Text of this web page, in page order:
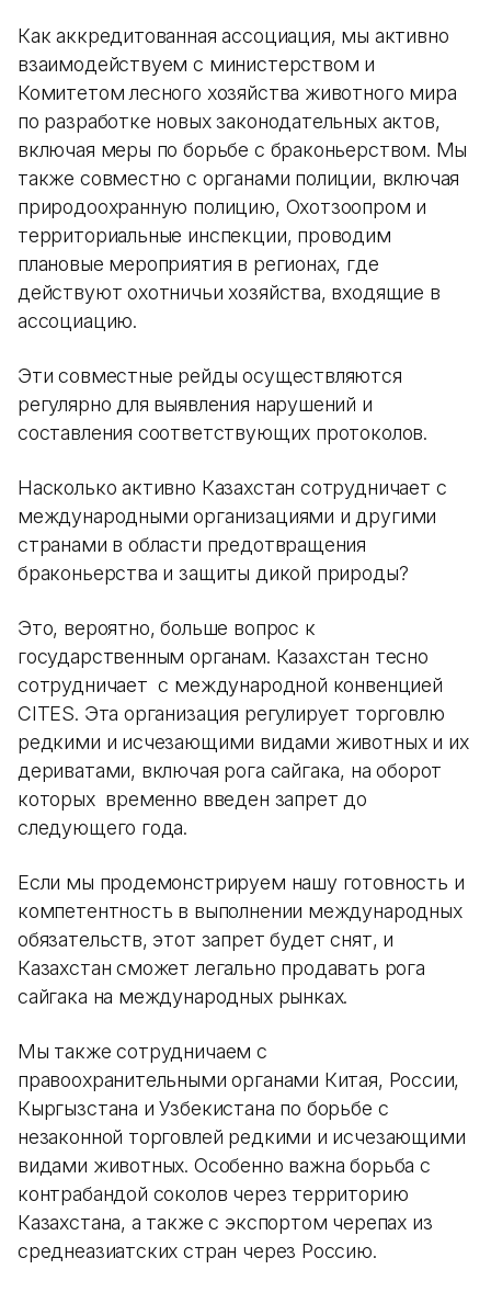
Как аккредитованная ассоциация, мы активно
взаимодействуем с министерством и
Комитетом лесного хозяйства животного мира
по разработке новых законодательных актов,
включая меры по борьбе с браконьерством. Мы
также совместно с органами полиции, включая
природоохранную полицию, Охотзоопром и
территориальные инспекции, проводим
плановые мероприятия в регионах, где
действуют охотничьи хозяйства, входящие в
ассоциацию.
Эти совместные рейды осуществляются
регулярно для выявления нарушений и
составления соответствующих протоколов.
Насколько активно Казахстан сотрудничает с
международными организациями и другими
странами в области предотвращения
браконьерства и защиты дикой природы?
Это, вероятно, больше вопрос к
государственным органам. Казахстан тесно
сотрудничает с международной конвенцией
CITES. Эта организация регулирует торговлю
редкими и исчезающими видами животных и их
дериватами, включая рога сайгака, на оборот
которых временно введен запрет до
следующего года.
Если мы продемонстрируем нашу готовность и
компетентность в выполнении международных
обязательств, этот запрет будет снят, и
Казахстан сможет легально продавать рога
сайгака на международных рынках.
Мы также сотрудничаем с
правоохранительными органами Китая, России,
Кыргызстана и Узбекистана по борьбе с
незаконной торговлей редкими и исчезающими
видами животных. Особенно важна борьба с
контрабандой соколов через территорию
Казахстана, а также с экспортом черепах из
среднеазиатских стран через Россию.